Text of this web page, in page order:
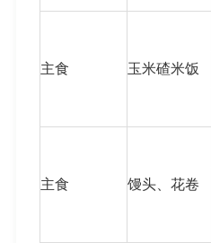
主食 玉米碴米饭
主食 馒头、花卷